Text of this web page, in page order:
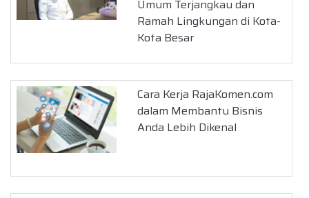
Umum Terjangkau dan
Ramah Lingkungan di Kota-
Kota Besar
Cara Kerja RajaKomen.com
dalam Membantu Bisnis
Anda Lebih Dikenal